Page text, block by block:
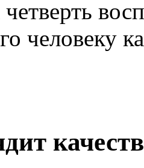
человеку